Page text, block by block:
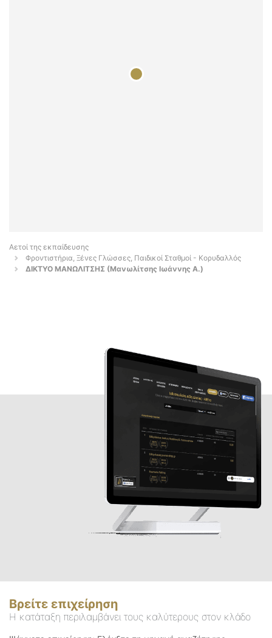
Αετοί της εκπαίδευσης
Φροντιστήρια, Ξένες Γλώσσες, Παιδικοί Σταθμοί - Κορυδαλλός
ΔΙΚΤΥΟ ΜΑΝΩΛΙΤΣΗΣ (Μανωλίτσης Ιωάννης Α.)
Βρείτε επιχείρηση
Η κατάταξη περιλαμβάνει τους καλύτερους στον κλάδο